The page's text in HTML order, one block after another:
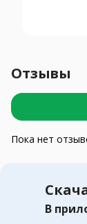
Отзывы
Пока нет
В